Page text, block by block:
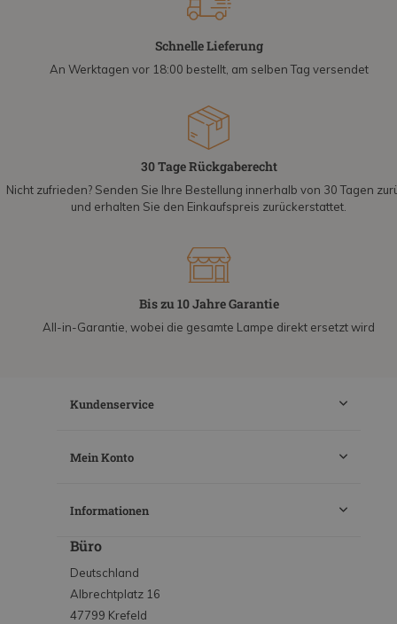
Schnelle Lieferung
An Werktagen vor 18:00 bestellt, am selben Tag versendet
30 Tage Rückgaberecht
Nicht zufrieden? Senden Sie Ihre Bestellung innerhalb von 30 Tagen
und erhalten Sie den Einkaufspreis zurückerstattet.
Bis zu 10 Jahre Garantie
All-in-Garantie, wobei die gesamte Lampe direkt ersetzt wird
Kundenservice
Mein Konto
Informationen
Büro
Deutschland
Albrechtplatz 16
47799 Krefeld